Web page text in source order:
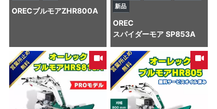
ORECブルモアZHR800A
新品
OREC
スパイダーモア SP853A